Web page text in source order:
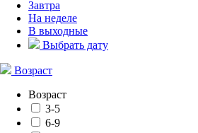
Завтра
На неделе
В выходные
Выбрать дату
Возраст
Возраст
3-5
6-9